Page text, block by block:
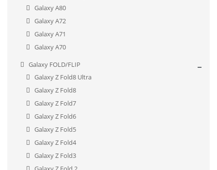
Galaxy A80
Galaxy A72
Galaxy A71
Galaxy A70
Galaxy FOLD/FLIP
Galaxy Z Fold8 Ultra
Galaxy Z Fold8
Galaxy Z Fold7
Galaxy Z Fold6
Galaxy Z Fold5
Galaxy Z Fold4
Galaxy Z Fold3